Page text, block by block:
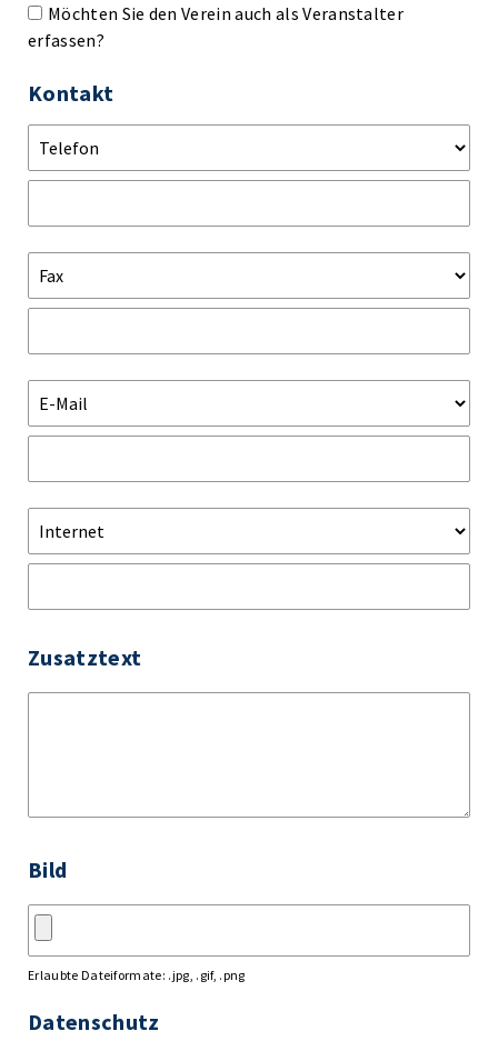
Möchten Sie den Verein auch als Veranstalter
erfassen?
Kontakt
Zusatztext
Bild
Erlaubte Dateiformate: .jpg, .gif, .png
Datenschutz